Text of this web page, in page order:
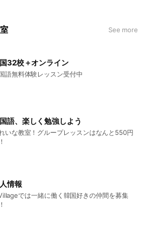
See more
32校＋オンライン
語無料体験レッスン受付中
語、楽しく勉強しよう
いな教室！グループレッスンはなんと550円
情報
では一緒に働く韓国好きの仲間を募集